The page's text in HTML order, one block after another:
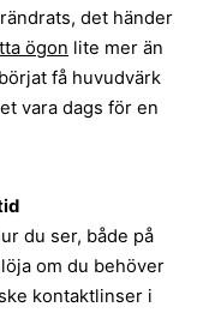
det händer
ögon lite mer än
få huvudvärk
vara dags för en
du ser, både på
om du behöver
kontaktlinser i